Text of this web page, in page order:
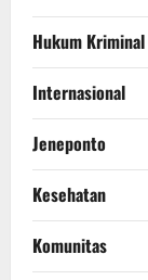
Hukum Kriminal
Internasional
Jeneponto
Kesehatan
Komunitas